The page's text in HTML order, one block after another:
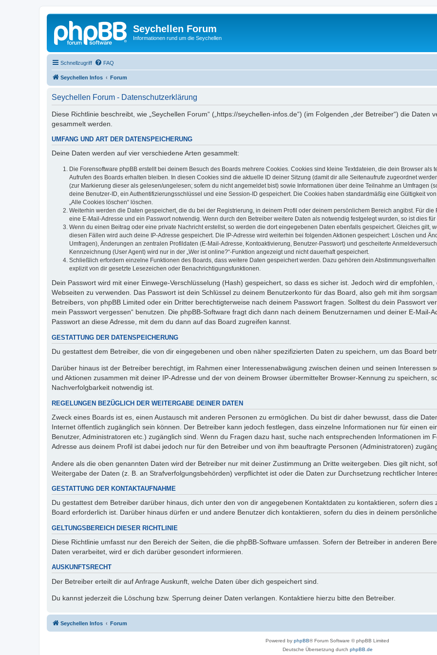
Seychellen Forum
Informationen rund um die Seychellen
Schnellzugriff FAQ
Seychellen Infos Forum
Seychellen Forum - Datenschutzerklärung
Diese Richtlinie beschreibt, wie „Seychellen Forum“ („https://seychellen-infos.de“) (im Folgenden „der Betreiber“) die
gesammelt werden.
UMFANG UND ART DER DATENSPEICHERUNG
Deine Daten werden auf vier verschiedene Arten gesammelt:
Die Forensoftware phpBB erstellt bei deinem Besuch des Boards mehrere Cookies. Cookies sind kleine Textdateien, die dein Browser
Aufrufen des Boards erhalten bleiben. In diesen Cookies sind die aktuelle ID deiner Sitzung (damit dir alle Seitenaufrufe zugeordnet
(zur Markierung dieser als gelesen/ungelesen; sofern du nicht angemeldet bist) sowie Informationen über deine Teilnahme an Umfragen
deine Benutzer-ID, ein Authentifizierungsschlüssel und eine Session-ID gespeichert. Die Cookies haben standardmäßig eine Gültigkeit
„Alle Cookies löschen“ löschen.
Weiterhin werden die Daten gespeichert, die du bei der Registrierung, in deinem Profil oder deinem persönlichem Bereich angibst. Für
eine E-Mail-Adresse und ein Passwort notwendig. Wenn durch den Betreiber weitere Daten als notwendig festgelegt wurden, so ist dies
Wenn du einen Beitrag oder eine private Nachricht erstellst, so werden die dort eingegebenen Daten ebenfalls gespeichert. Gleiches gilt,
diesen Fällen wird auch deine IP-Adresse gespeichert. Die IP-Adresse wird weiterhin bei folgenden Aktionen gespeichert: Löschen und
Umfragen), Änderungen an zentralen Profildaten (E-Mail-Adresse, Kontoaktivierung, Benutzer-Passwort) und gescheiterte
Kennzeichnung (User Agent) wird nur in der „Wer ist online?“-Funktion angezeigt und nicht dauerhaft gespeichert.
Schließlich erfordern einzelne Funktionen des Boards, dass weitere Daten gespeichert werden. Dazu gehören dein
explizit von dir gesetzte Lesezeichen oder Benachrichtigungsfunktionen.
Dein Passwort wird mit einer Einwege-Verschlüsselung (Hash) gespeichert, so dass es sicher ist. Jedoch wird dir
Webseiten zu verwenden. Das Passwort ist dein Schlüssel zu deinem Benutzerkonto für das Board, also geh mit ihm
Betreibers, von phpBB Limited oder ein Dritter berechtigterweise nach deinem Passwort fragen. Solltest du dein Passwort
mein Passwort vergessen“ benutzen. Die phpBB-Software fragt dich dann nach deinem Benutzernamen und deiner E-
Passwort an diese Adresse, mit dem du dann auf das Board zugreifen kannst.
GESTATTUNG DER DATENSPEICHERUNG
Du gestattest dem Betreiber, die von dir eingegebenen und oben näher spezifizierten Daten zu speichern, um das Board
Darüber hinaus ist der Betreiber berechtigt, im Rahmen einer Interessenabwägung zwischen deinen und seinen Interessen
und Aktionen zusammen mit deiner IP-Adresse und der von deinem Browser übermittelter Browser-Kennung zu speichern,
Nachverfolgbarkeit notwendig ist.
REGELUNGEN BEZÜGLICH DER WEITERGABE DEINER DATEN
Zweck eines Boards ist es, einen Austausch mit anderen Personen zu ermöglichen. Du bist dir daher bewusst, dass die
Internet öffentlich zugänglich sein können. Der Betreiber kann jedoch festlegen, dass einzelne Informationen nur für einen
Benutzer, Administratoren etc.) zugänglich sind. Wenn du Fragen dazu hast, suche nach entsprechenden Informationen im
Adresse aus deinem Profil ist dabei jedoch nur für den Betreiber und von ihm beauftragte Personen (Administratoren)
Andere als die oben genannten Daten wird der Betreiber nur mit deiner Zustimmung an Dritte weitergeben. Dies gilt nicht,
Weitergabe der Daten (z. B. an Strafverfolgungsbehörden) verpflichtet ist oder die Daten zur Durchsetzung rechtlicher
GESTATTUNG DER KONTAKTAUFNAHME
Du gestattest dem Betreiber darüber hinaus, dich unter den von dir angegebenen Kontaktdaten zu kontaktieren, sofern
Board erforderlich ist. Darüber hinaus dürfen er und andere Benutzer dich kontaktieren, sofern du dies in deinem
GELTUNGSBEREICH DIESER RICHTLINIE
Diese Richtlinie umfasst nur den Bereich der Seiten, die die phpBB-Software umfassen. Sofern der Betreiber in anderen
Daten verarbeitet, wird er dich darüber gesondert informieren.
AUSKUNFTSRECHT
Der Betreiber erteilt dir auf Anfrage Auskunft, welche Daten über dich gespeichert sind.
Du kannst jederzeit die Löschung bzw. Sperrung deiner Daten verlangen. Kontaktiere hierzu bitte den Betreiber.
Seychellen Infos Forum
Powered by phpBB® Forum Software © phpBB Limited
Deutsche Übersetzung durch phpBB.de